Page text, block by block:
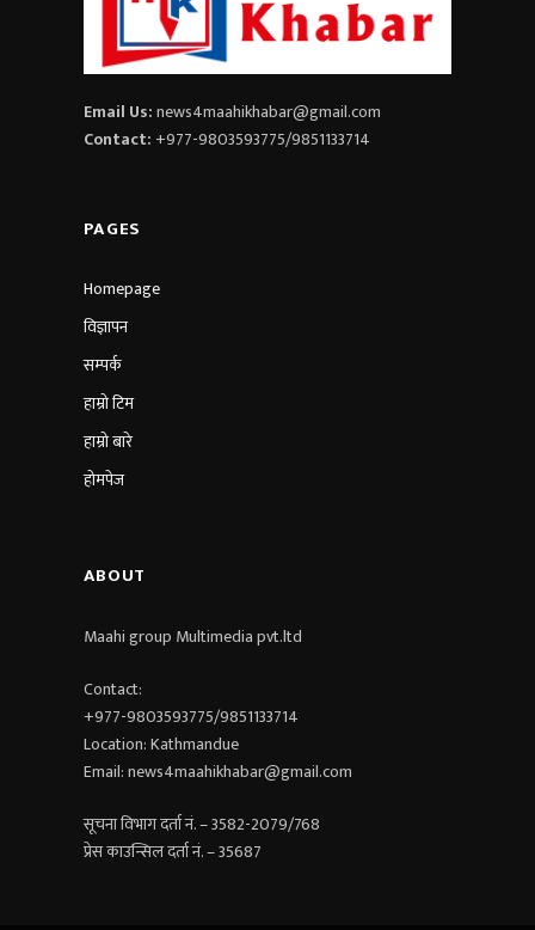
Email Us:news4maahikhabar@gmail.com
Contact:+977-9803593775/9851133714
PAGES
Homepage
विज्ञापन
सम्पर्क
हाम्रो टिम
हाम्रो बारे
होमपेज
ABOUT
Maahi group Multimedia pvt.ltd​
Contact:
+977-9803593775/9851133714
Location: Kathmandue
Email: news4maahikhabar@gmail.com
सूचना विभाग दर्ता नं. – 3582-2079/768
प्रेस काउन्सिल दर्ता नं. – 35687